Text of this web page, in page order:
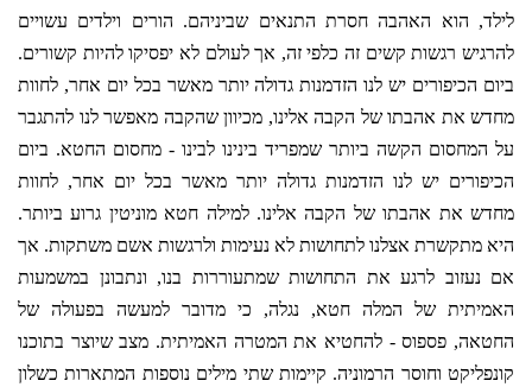
לילד, הוא האהבה חסרת התנאים שביניהם. הורים וילדים עשויים
להרגיש רגשות קשים זה כלפי זה, אך לעולם לא יפסיקו להיות קשורים.
ביום הכיפורים יש לנו הזדמנות גדולה יותר מאשר בכל יום אחר, לחוות
מחדש את אהבתו של הקבה אלינו, מכיוון שהקבה מאפשר לנו להתגבר
על המחסום הקשה ביותר שמפריד בינינו לבינו - מחסום החטא. ביום
הכיפורים יש לנו הזדמנות גדולה יותר מאשר בכל יום אחר, לחוות
מחדש את אהבתו של הקבה אלינו. למילה חטא מוניטין גרוע ביותר.
היא מתקשרת אצלנו לתחושות לא נעימות ולרגשות אשם משתקות. אך
אם נעזוב לרגע את התחושות שמתעוררות בנו, ונתבונן במשמעות
האמיתית של המלה חטא, נגלה, כי מדובר למעשה בפעולה של
החטאה, פספוס - להחטיא את המטרה האמיתית. מצב שיוצר בתוכנו
קונפליקט וחוסר הרמוניה. קיימות שתי מילים נוספות המתארות כשלון